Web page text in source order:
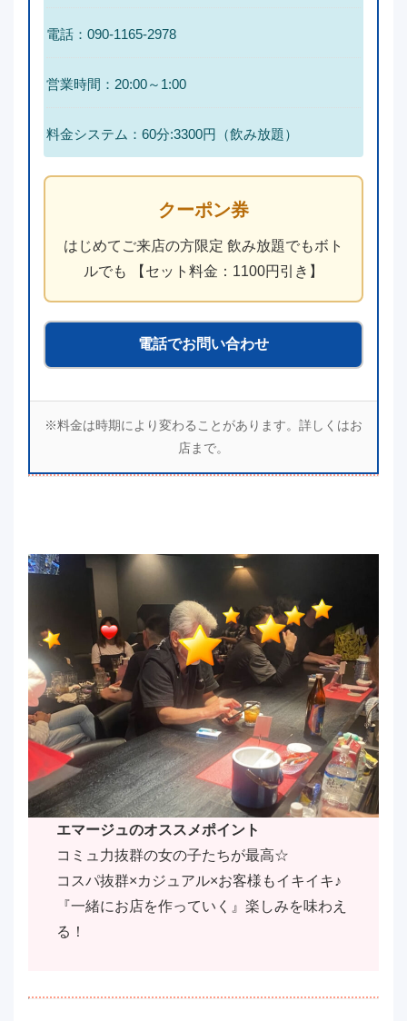
電話：090-1165-2978
営業時間：20:00～1:00
料金システム： 60分:3300円（飲み放題）
クーポン券
はじめてご来店の方限定 飲み放題でもボト
ルでも 【セット料金：1100円引き】
電話でお問い合わせ
※料金は時期により変わることがあります。詳しくはお
店まで。
エマージュのオススメポイント
コミュ力抜群の女の子たちが最高☆
コスパ抜群×カジュアル×お客様もイキイキ♪
『一緒にお店を作っていく』楽しみを味わえ
る！